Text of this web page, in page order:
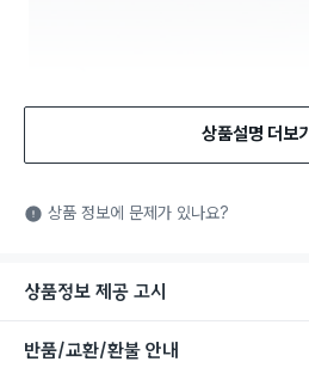
상품설명 더보기
상품 정보에 문제가 있나요?
상품정보 제공 고시
반품/교환/환불 안내